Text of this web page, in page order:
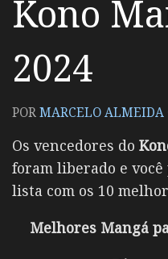
Kono
2024
PORMARCELO ALMEIDA
Os vencedores do
foram liberado e
lista com os 10
Melhores Mangá